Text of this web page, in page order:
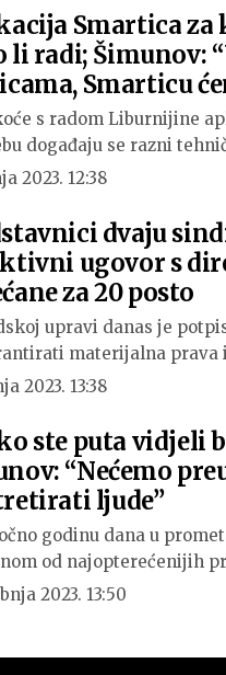
Smartica za
li radi; Šimunov:
Smarticu
s radom Liburnijine
događaju se razni
2023. 12:38
dvaju
ugovor s
za 20 posto
upravi danas je
materijalna prava
2023. 13:38
ste puta vidjeli
“Nećemo
ljude”
godinu dana u
od najopterećenijih
2023. 13:50